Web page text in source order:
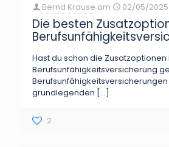
Bernd Krause am 02/05/2025
Die besten
Hast du schon die
Berufsunfähigkeitsversicherung
grundlegenden […]
2